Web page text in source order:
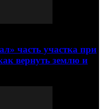
часть участка при
вернуть землю и